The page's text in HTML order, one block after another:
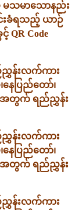
မသမာသောနည်း
ခံရသည့် ယာဉ်
Code
ညွှန်းလက်ကား
နေပြည်တော်၊
းအတွက် ရည်ညွှန်း
ညွှန်းလက်ကား
နေပြည်တော်၊
းအတွက် ရည်ညွှန်း
ညွှန်းလက်ကား